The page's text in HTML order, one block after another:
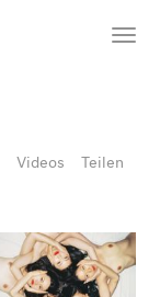
Ausstellungen
Shop
Galerie
Videos Teilen